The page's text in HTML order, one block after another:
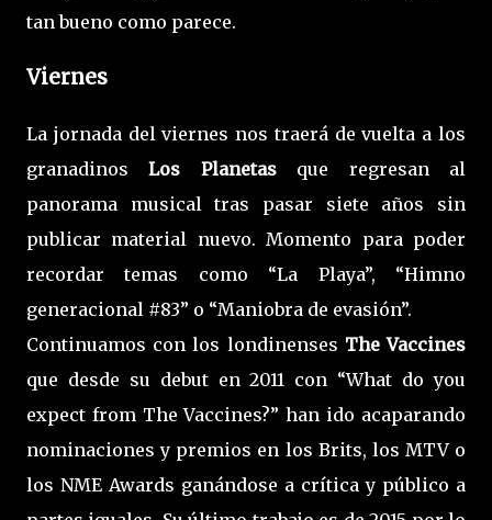
tan bueno como parece.
Viernes
La jornada del viernes nos traerá de vuelta a los
granadinosLos Planetasque regresan al
panorama musical tras pasar siete años sin
publicar material nuevo. Momento para poder
recordar temas como “La Playa”, “Himno
generacional #83” o “Maniobra de evasión”.
Continuamos con los londinenses The Vaccines
que desde su debut en 2011 con “What do you
expect from The Vaccines?” han ido acaparando
nominaciones y premios en los Brits, los MTV o
los NME Awards ganándose a crítica y público a